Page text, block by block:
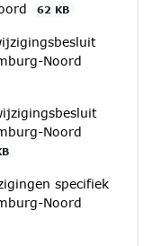
62 KB
Noord
Noord
specifiek
Noord